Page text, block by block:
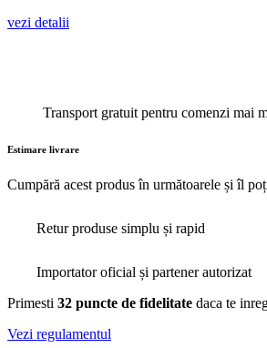
vezi detalii
Transport gratuit pentru comenzi mai
Estimare livrare
Cumpără acest produs în următoarele și îl
Retur produse simplu și rapid
Importator oficial și partener autorizat
Primesti 32 puncte de fidelitate daca te
Vezi regulamentul